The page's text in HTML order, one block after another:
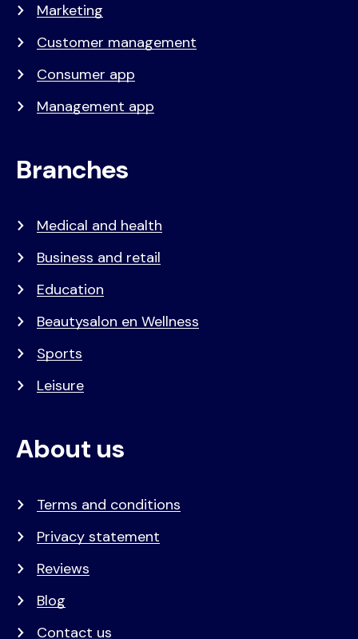
Marketing
Customer management
Consumer app
Management app
Branches
Medical and health
Business and retail
Education
Beautysalon en Wellness
Sports
Leisure
About us
Terms and conditions
Privacy statement
Reviews
Blog
Contact us